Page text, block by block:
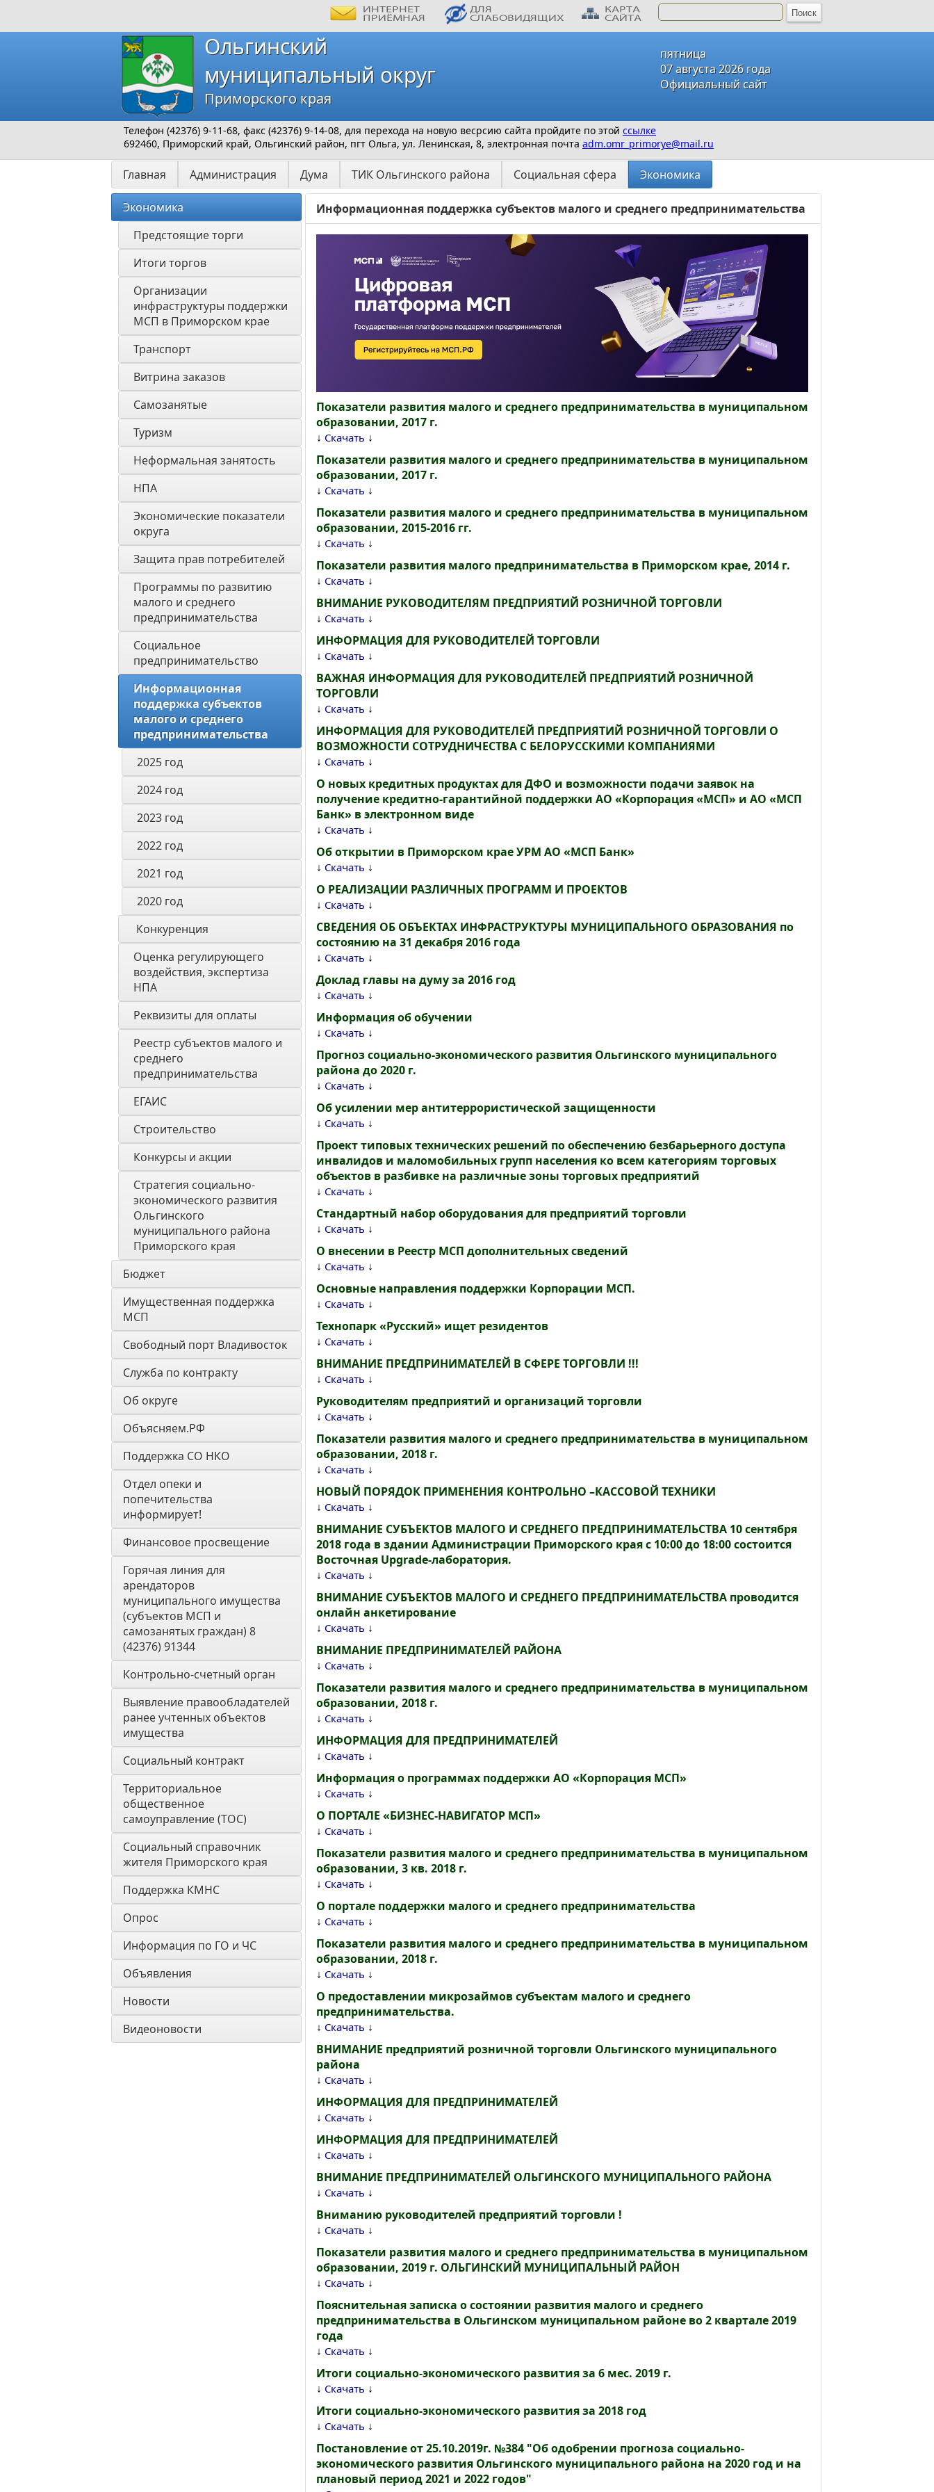
пятница
07 августа 2026 года
Официальный сайт
Ольгинский
муниципальный округ
Приморского края
Телефон (42376) 9-11-68, факс (42376) 9-14-08, для перехода на новую весрсию сайта пройдите по этой ссылке
692460, Приморский край, Ольгинский район, пгт Ольга, ул. Ленинская, 8, электронная почта adm.omr_primorye@mail.ru
Главная Администрация Дума ТИК Ольгинского района Социальная сфера Экономика
Экономика
Предстоящие торги
Итоги торгов
Организации
инфраструктуры поддержки
МСП в Приморском крае
Транспорт
Витрина заказов
Самозанятые
Туризм
Неформальная занятость
НПА
Экономические показатели
округа
Защита прав потребителей
Программы по развитию
малого и среднего
предпринимательства
Социальное
предпринимательство
Информационная
поддержка субъектов
малого и среднего
предпринимательства
2025 год
2024 год
2023 год
2022 год
2021 год
2020 год
Конкуренция
Оценка регулирующего
воздействия, экспертиза
НПА
Реквизиты для оплаты
Реестр субъектов малого и
среднего
предпринимательства
ЕГАИС
Строительство
Конкурсы и акции
Стратегия социально-
экономического развития
Ольгинского
муниципального района
Приморского края
Бюджет
Имущественная поддержка
МСП
Свободный порт Владивосток
Служба по контракту
Об округе
Объясняем.РФ
Поддержка СО НКО
Отдел опеки и
попечительства
информирует!
Финансовое просвещение
Горячая линия для
арендаторов
муниципального имущества
(субъектов МСП и
самозанятых граждан) 8
(42376) 91344
Контрольно-счетный орган
Выявление правообладателей
ранее учтенных объектов
имущества
Социальный контракт
Территориальное
общественное
самоуправление (ТОС)
Социальный справочник
жителя Приморского края
Поддержка КМНС
Опрос
Информация по ГО и ЧС
Объявления
Новости
Видеоновости
Информационная поддержка субъектов малого и среднего предпринимательства
Показатели развития малого и среднего предпринимательства в муниципальном
образовании, 2017 г.
↓ Скачать ↓
Показатели развития малого и среднего предпринимательства в муниципальном
образовании, 2017 г.
↓ Скачать ↓
Показатели развития малого и среднего предпринимательства в муниципальном
образовании, 2015-2016 гг.
↓ Скачать ↓
Показатели развития малого предпринимательства в Приморском крае, 2014 г.
↓ Скачать ↓
ВНИМАНИЕ РУКОВОДИТЕЛЯМ ПРЕДПРИЯТИЙ РОЗНИЧНОЙ ТОРГОВЛИ
↓ Скачать ↓
ИНФОРМАЦИЯ ДЛЯ РУКОВОДИТЕЛЕЙ ТОРГОВЛИ
↓ Скачать ↓
ВАЖНАЯ ИНФОРМАЦИЯ ДЛЯ РУКОВОДИТЕЛЕЙ ПРЕДПРИЯТИЙ РОЗНИЧНОЙ
ТОРГОВЛИ
↓ Скачать ↓
ИНФОРМАЦИЯ ДЛЯ РУКОВОДИТЕЛЕЙ ПРЕДПРИЯТИЙ РОЗНИЧНОЙ ТОРГОВЛИ О
ВОЗМОЖНОСТИ СОТРУДНИЧЕСТВА С БЕЛОРУССКИМИ КОМПАНИЯМИ
↓ Скачать ↓
О новых кредитных продуктах для ДФО и возможности подачи заявок на
получение кредитно-гарантийной поддержки АО «Корпорация «МСП» и АО «МСП
Банк» в электронном виде
↓ Скачать ↓
Об открытии в Приморском крае УРМ АО «МСП Банк»
↓ Скачать ↓
О РЕАЛИЗАЦИИ РАЗЛИЧНЫХ ПРОГРАММ И ПРОЕКТОВ
↓ Скачать ↓
СВЕДЕНИЯ ОБ ОБЪЕКТАХ ИНФРАСТРУКТУРЫ МУНИЦИПАЛЬНОГО ОБРАЗОВАНИЯ по
состоянию на 31 декабря 2016 года
↓ Скачать ↓
Доклад главы на думу за 2016 год
↓ Скачать ↓
Информация об обучении
↓ Скачать ↓
Прогноз социально-экономического развития Ольгинского муниципального
района до 2020 г.
↓ Скачать ↓
Об усилении мер антитеррористической защищенности
↓ Скачать ↓
Проект типовых технических решений по обеспечению безбарьерного доступа
инвалидов и маломобильных групп населения ко всем категориям торговых
объектов в разбивке на различные зоны торговых предприятий
↓ Скачать ↓
Стандартный набор оборудования для предприятий торговли
↓ Скачать ↓
О внесении в Реестр МСП дополнительных сведений
↓ Скачать ↓
Основные направления поддержки Корпорации МСП.
↓ Скачать ↓
Технопарк «Русский» ищет резидентов
↓ Скачать ↓
ВНИМАНИЕ ПРЕДПРИНИМАТЕЛЕЙ В СФЕРЕ ТОРГОВЛИ !!!
↓ Скачать ↓
Руководителям предприятий и организаций торговли
↓ Скачать ↓
Показатели развития малого и среднего предпринимательства в муниципальном
образовании, 2018 г.
↓ Скачать ↓
НОВЫЙ ПОРЯДОК ПРИМЕНЕНИЯ КОНТРОЛЬНО –КАССОВОЙ ТЕХНИКИ
↓ Скачать ↓
ВНИМАНИЕ СУБЪЕКТОВ МАЛОГО И СРЕДНЕГО ПРЕДПРИНИМАТЕЛЬСТВА 10 сентября
2018 года в здании Администрации Приморского края с 10:00 до 18:00 состоится
Восточная Upgrade-лаборатория.
↓ Скачать ↓
ВНИМАНИЕ СУБЪЕКТОВ МАЛОГО И СРЕДНЕГО ПРЕДПРИНИМАТЕЛЬСТВА проводится
онлайн анкетирование
↓ Скачать ↓
ВНИМАНИЕ ПРЕДПРИНИМАТЕЛЕЙ РАЙОНА
↓ Скачать ↓
Показатели развития малого и среднего предпринимательства в муниципальном
образовании, 2018 г.
↓ Скачать ↓
ИНФОРМАЦИЯ ДЛЯ ПРЕДПРИНИМАТЕЛЕЙ
↓ Скачать ↓
Информация о программах поддержки АО «Корпорация МСП»
↓ Скачать ↓
О ПОРТАЛЕ «БИЗНЕС-НАВИГАТОР МСП»
↓ Скачать ↓
Показатели развития малого и среднего предпринимательства в муниципальном
образовании, 3 кв. 2018 г.
↓ Скачать ↓
О портале поддержки малого и среднего предпринимательства
↓ Скачать ↓
Показатели развития малого и среднего предпринимательства в муниципальном
образовании, 2018 г.
↓ Скачать ↓
О предоставлении микрозаймов субъектам малого и среднего
предпринимательства.
↓ Скачать ↓
ВНИМАНИЕ предприятий розничной торговли Ольгинского муниципального
района
↓ Скачать ↓
ИНФОРМАЦИЯ ДЛЯ ПРЕДПРИНИМАТЕЛЕЙ
↓ Скачать ↓
ИНФОРМАЦИЯ ДЛЯ ПРЕДПРИНИМАТЕЛЕЙ
↓ Скачать ↓
ВНИМАНИЕ ПРЕДПРИНИМАТЕЛЕЙ ОЛЬГИНСКОГО МУНИЦИПАЛЬНОГО РАЙОНА
↓ Скачать ↓
Вниманию руководителей предприятий торговли !
↓ Скачать ↓
Показатели развития малого и среднего предпринимательства в муниципальном
образовании, 2019 г. ОЛЬГИНСКИЙ МУНИЦИПАЛЬНЫЙ РАЙОН
↓ Скачать ↓
Пояснительная записка о состоянии развития малого и среднего
предпринимательства в Ольгинском муниципальном районе во 2 квартале 2019
года
↓ Скачать ↓
Итоги социально-экономического развития за 6 мес. 2019 г.
↓ Скачать ↓
Итоги социально-экономического развития за 2018 год
↓ Скачать ↓
Постановление от 25.10.2019г. №384 "Об одобрении прогноза социально-
экономического развития Ольгинского муниципального района на 2020 год и на
плановый период 2021 и 2022 годов"